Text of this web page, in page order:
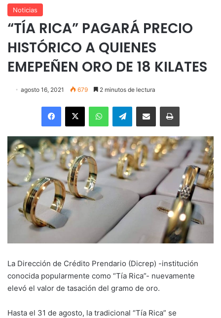
Noticias
“TÍA RICA” PAGARÁ PRECIO
HISTÓRICO A QUIENES
EMEPEÑEN ORO DE 18 KILATES
agosto 16, 2021 679 2 minutos de lectura
Facebook
X WhatsAppTelegramEnviar vía email Imprimir
La Dirección de Crédito Prendario (Dicrep) -institución
conocida popularmente como “Tía Rica”- nuevamente
elevó el valor de tasación del gramo de oro.
Hasta el 31 de agosto, la tradicional “Tía Rica” se